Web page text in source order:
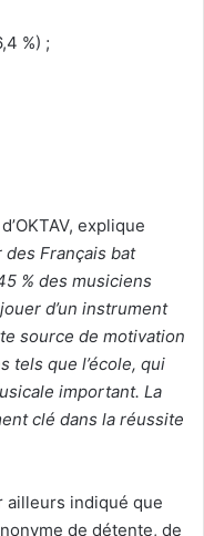
%) ;
explique
Français bat
% des musiciens
d’un instrument
source de motivation
tels que l’école, qui
important. La
clé dans la réussite
ailleurs indiqué que
de détente, de